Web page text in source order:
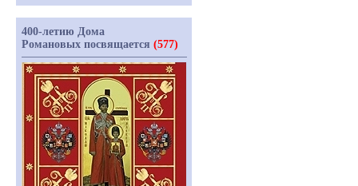
400-летию Дома
Романовых посвящается (577)